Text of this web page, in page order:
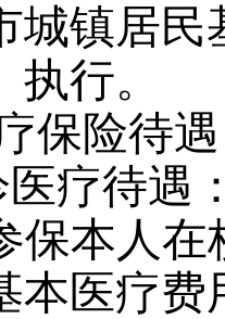
城镇居
行。
保险待遇
疗待遇
保本人
本医疗